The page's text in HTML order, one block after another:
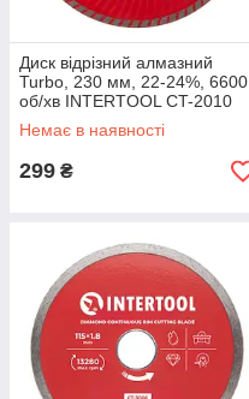
Диск відрізний алмазний
Turbo, 230 мм, 22-24%, 6600
об/хв INTERTOOL CT-2010
Немає в наявності
299 ₴